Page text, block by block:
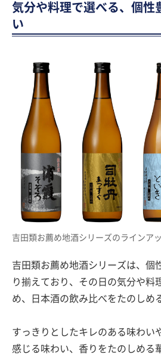
気分や料理で選べる、個性
い
吉田類お薦め地酒シリーズのラインア
吉田類お薦め地酒シリーズは、個
り揃えており、その日の気分や料
め、日本酒の飲み比べをたのしめ
すっきりとしたキレのある味わい
感じる味わい、香りをたのしめる